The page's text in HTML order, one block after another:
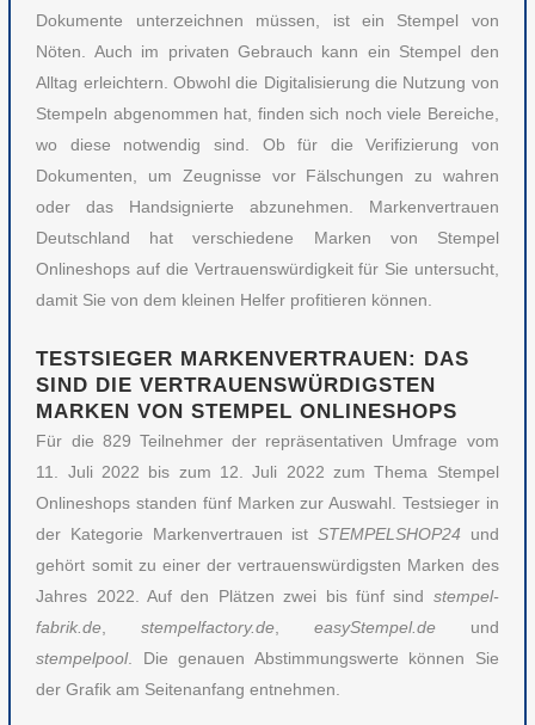
Dokumente unterzeichnen müssen, ist ein Stempel von
Nöten. Auch im privaten Gebrauch kann ein Stempel den
Alltag erleichtern. Obwohl die Digitalisierung die Nutzung von
Stempeln abgenommen hat, finden sich noch viele Bereiche,
wo diese notwendig sind. Ob für die Verifizierung von
Dokumenten, um Zeugnisse vor Fälschungen zu wahren
oder das Handsignierte abzunehmen. Markenvertrauen
Deutschland hat verschiedene Marken von Stempel
Onlineshops auf die Vertrauenswürdigkeit für Sie untersucht,
damit Sie von dem kleinen Helfer profitieren können.
TESTSIEGER MARKENVERTRAUEN: DAS
SIND DIE VERTRAUENSWÜRDIGSTEN
MARKEN VON STEMPEL ONLINESHOPS
Für die 829 Teilnehmer der repräsentativen Umfrage vom
11. Juli 2022 bis zum 12. Juli 2022 zum Thema Stempel
Onlineshops standen fünf Marken zur Auswahl. Testsieger in
der Kategorie Markenvertrauen ist STEMPELSHOP24 und
gehört somit zu einer der vertrauenswürdigsten Marken des
Jahres 2022. Auf den Plätzen zwei bis fünf sind stempel-
fabrik.de ,stempelfactory.de easyStempel.de und
stempelpool. Die genauen Abstimmungswerte können Sie
der Grafik am Seitenanfang entnehmen.